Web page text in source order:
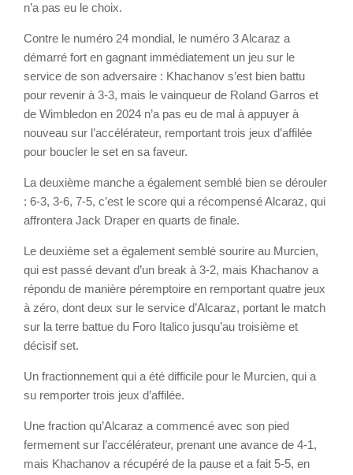
n’a pas eu le choix.
Contre le numéro 24 mondial, le numéro 3 Alcaraz a
démarré fort en gagnant immédiatement un jeu sur le
service de son adversaire : Khachanov s’est bien battu
pour revenir à 3-3, mais le vainqueur de Roland Garros et
de Wimbledon en 2024 n’a pas eu de mal à appuyer à
nouveau sur l’accélérateur, remportant trois jeux d’affilée
pour boucler le set en sa faveur.
La deuxième manche a également semblé bien se dérouler
: 6-3, 3-6, 7-5, c’est le score qui a récompensé Alcaraz, qui
affrontera Jack Draper en quarts de finale.
Le deuxième set a également semblé sourire au Murcien,
qui est passé devant d’un break à 3-2, mais Khachanov a
répondu de manière péremptoire en remportant quatre jeux
à zéro, dont deux sur le service d’Alcaraz, portant le match
sur la terre battue du Foro Italico jusqu’au troisième et
décisif set.
Un fractionnement qui a été difficile pour le Murcien, qui a
su remporter trois jeux d’affilée.
Une fraction qu’Alcaraz a commencé avec son pied
fermement sur l’accélérateur, prenant une avance de 4-1,
mais Khachanov a récupéré de la pause et a fait 5-5, en